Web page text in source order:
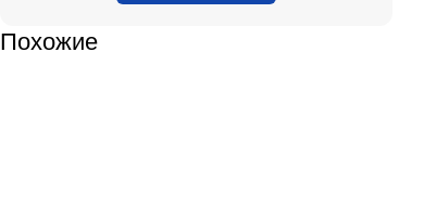
Похожие